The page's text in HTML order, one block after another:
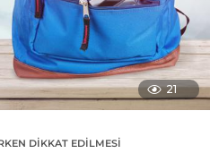
21
DIKKAT EDILMESI